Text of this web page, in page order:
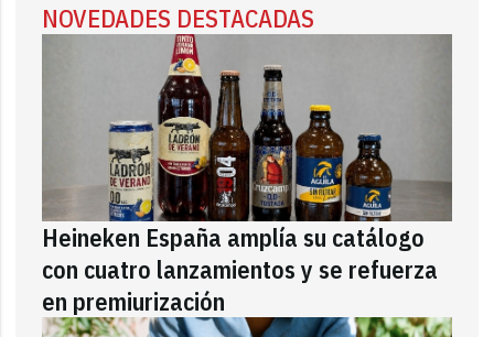
NOVEDADES DESTACADAS
Heineken España amplía su catálogo
con cuatro lanzamientos y se refuerza
en premiurización